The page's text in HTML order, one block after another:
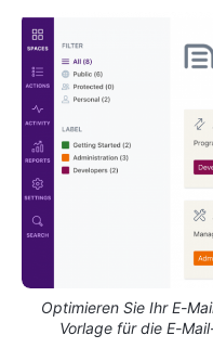
Optimieren Sie Ihr E-
Vorlage für die E-